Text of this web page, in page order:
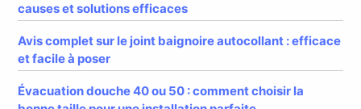
causes et solutions efficaces
Avis complet sur le joint baignoire autocollant : efficace
et facile à poser
Évacuation douche 40 ou 50 : comment choisir la